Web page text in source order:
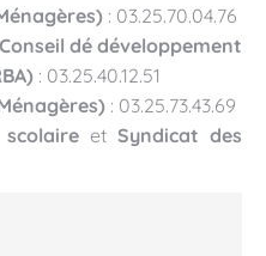
: 03.25.70.04.76
dé développement
: 03.25.40.12.51
: 03.25.73.43.69
et Syndicat des